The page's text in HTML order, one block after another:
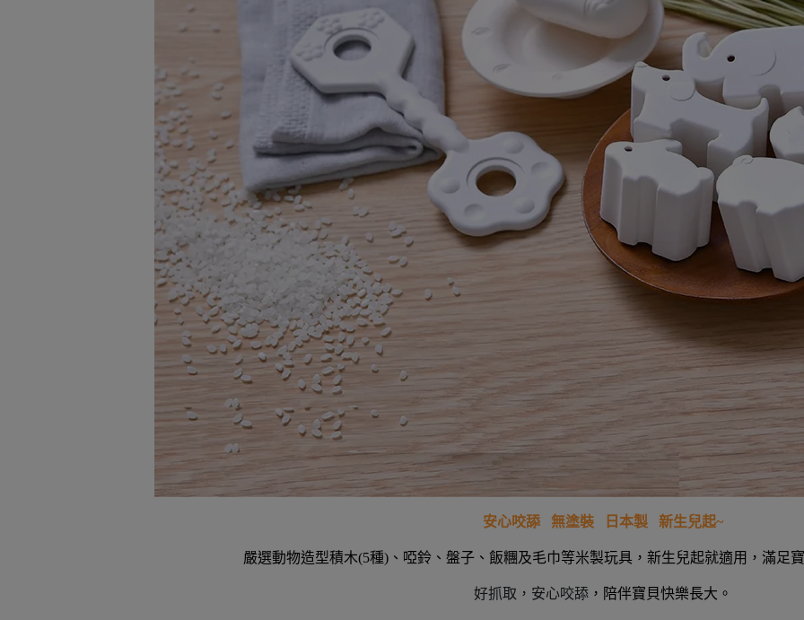
安心咬舔 無塗裝 日本製 新生兒起~
嚴選動物造型積木(5種)、啞鈴、盤子、飯糰及毛巾等米製玩具，新生兒起就適用，滿足
好抓取，安心咬舔 ，陪伴寶貝快樂長大。